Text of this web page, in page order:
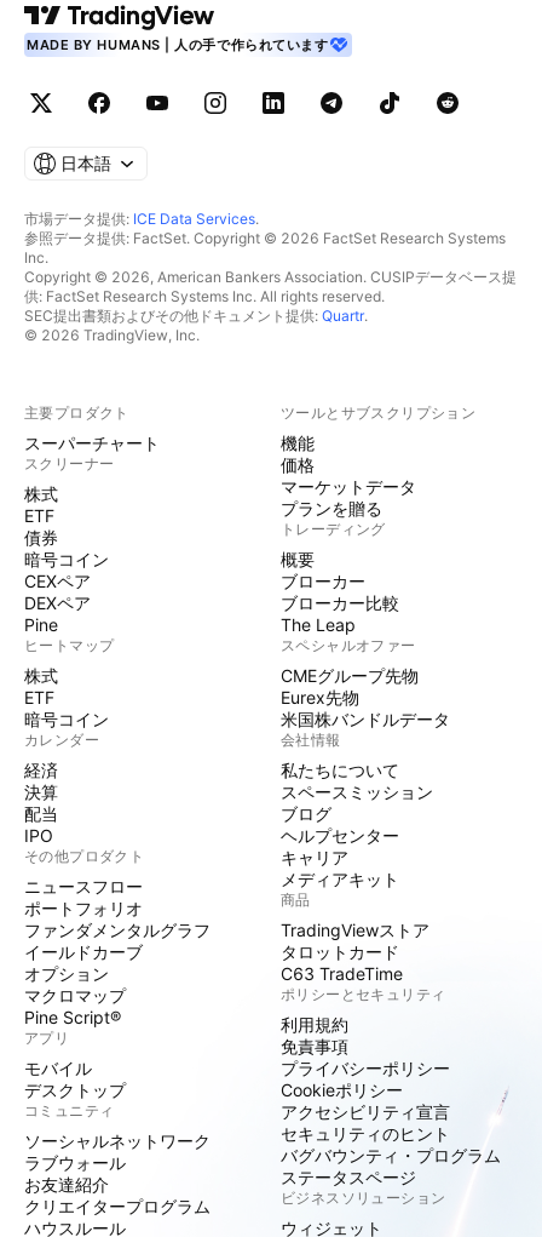
MADE BY HUMANS | 人の手で作られています
日本語
市場データ提供: ICE Data Services.
参照データ提供: FactSet. Copyright © 2026 FactSet Research Systems
Inc.
Copyright © 2026, American Bankers Association. CUSIPデータベース提
供: FactSet Research Systems Inc. All rights reserved.
SEC提出書類およびその他ドキュメント提供: Quartr.
© 2026 TradingView, Inc.
主要プロダクト
スーパーチャート
スクリーナー
株式
ETF
債券
暗号コイン
CEXペア
DEXペア
Pine
ヒートマップ
株式
ETF
暗号コイン
カレンダー
経済
決算
配当
IPO
その他プロダクト
ニュースフロー
ポートフォリオ
ファンダメンタルグラフ
イールドカーブ
オプション
マクロマップ
Pine Script®
アプリ
モバイル
デスクトップ
コミュニティ
ソーシャルネットワーク
ラブウォール
お友達紹介
クリエイタープログラム
ハウスルール
ツールとサブスクリプション
機能
価格
マーケットデータ
プランを贈る
トレーディング
概要
ブローカー
ブローカー比較
The Leap
スペシャルオファー
CMEグループ先物
Eurex先物
米国株バンドルデータ
会社情報
私たちについて
スペースミッション
ブログ
ヘルプセンター
キャリア
メディアキット
商品
TradingViewストア
タロットカード
C63 TradeTime
ポリシーとセキュリティ
利用規約
免責事項
プライバシーポリシー
Cookieポリシー
アクセシビリティ宣言
セキュリティのヒント
バグバウンティ・プログラム
ステータスページ
ビジネスソリューション
ウィジェット